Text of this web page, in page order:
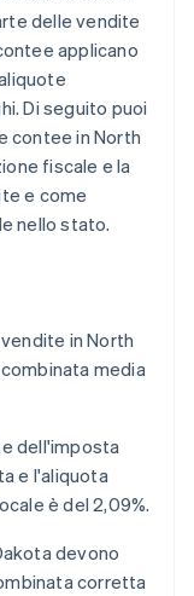
delle vendite
applicano
Di seguito puoi
contee in North
fiscale e la
e come
nello stato.
in North
media
dell'imposta
e l'aliquota
è del 2,09%.
devono
corretta